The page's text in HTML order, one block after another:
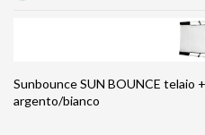
Sunbounce SUN BOUNCE telaio
argento/bianco